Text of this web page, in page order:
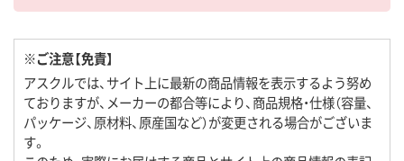
※ご注意【免責】
アスクルでは、サイト上に最新の商品情報を表示するよう努め
ておりますが、メーカーの都合等により、商品規格・仕様（容量、
パッケージ、原材料、原産国など）が変更される場合がございま
す。